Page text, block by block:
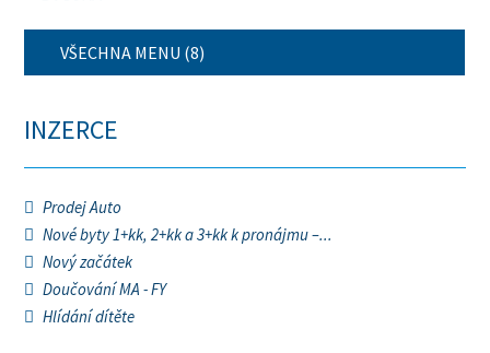
VŠECHNA MENU (8)
INZERCE
Prodej Auto
Nové byty 1+kk, 2+kk a 3+kk k pronájmu –...
Nový začátek
Doučování MA - FY
Hlídání dítěte